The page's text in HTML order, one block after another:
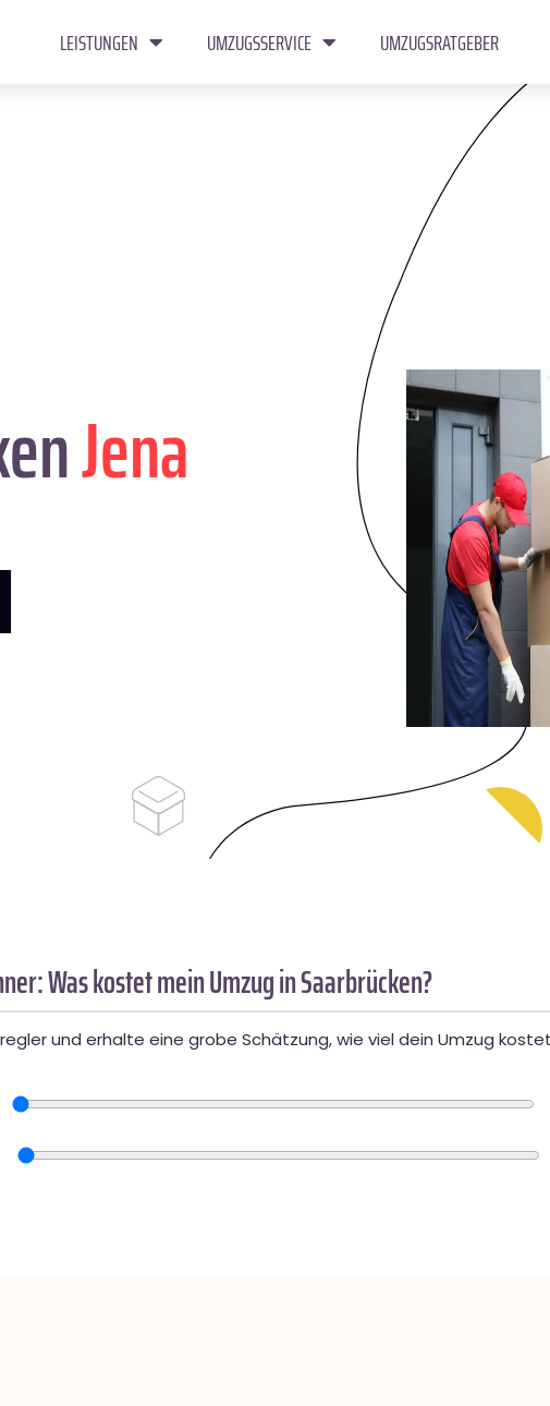
LEISTUNGEN UMZUGSSERVICE UMZUGSRATGEBER
Jena
Was kostet mein Umzug in Saarbrücken?
und erhalte eine grobe Schätzung, wie viel dein Umzug